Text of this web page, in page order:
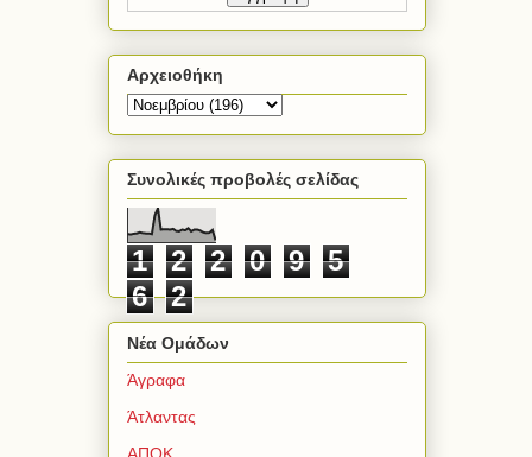
Αρχειοθήκη
Συνολικές προβολές σελίδας
1 2 2 0 9
5
6
2
Νέα Ομάδων
Άγραφα
Άτλαντας
ΑΠΟΚ